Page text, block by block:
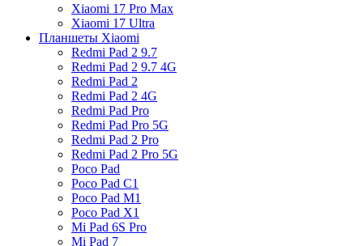
Xiaomi 17 Pro Max
Xiaomi 17 Ultra
Планшеты Xiaomi
Redmi Pad 2 9.7
Redmi Pad 2 9.7 4G
Redmi Pad 2
Redmi Pad 2 4G
Redmi Pad Pro
Redmi Pad Pro 5G
Redmi Pad 2 Pro
Redmi Pad 2 Pro 5G
Poco Pad
Poco Pad C1
Poco Pad M1
Poco Pad X1
Mi Pad 6S Pro
Mi Pad 7